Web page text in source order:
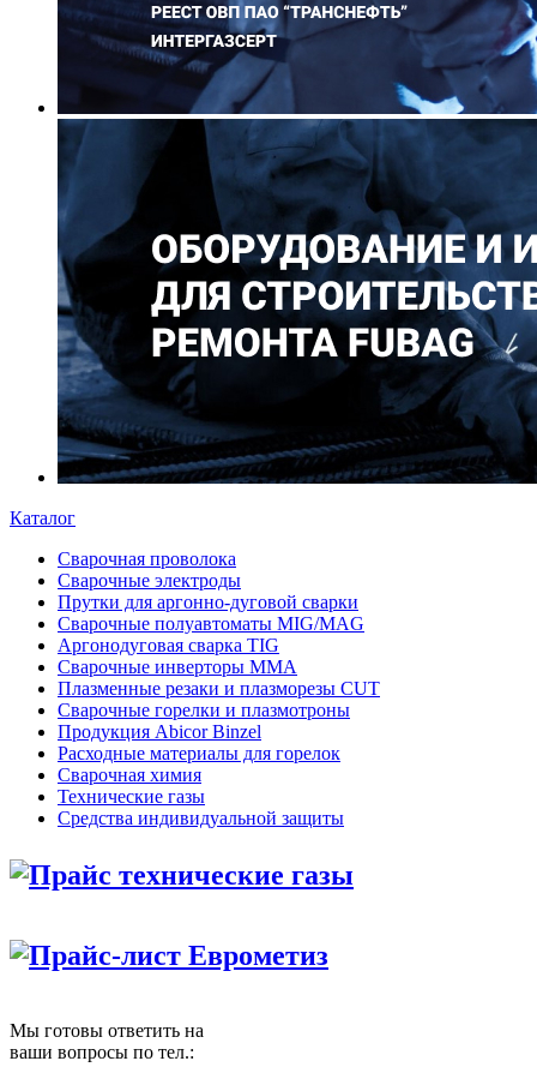
Каталог
Сварочная проволока
Сварочные электроды
Прутки для аргонно-дуговой сварки
Сварочные полуавтоматы MIG/MAG
Аргонодуговая сварка TIG
Сварочные инверторы MMA
Плазменные резаки и плазморезы CUT
Сварочные горелки и плазмотроны
Продукция Abicor Binzel
Расходные материалы для горелок
Сварочная химия
Технические газы
Средства индивидуальной защиты
Прайс технические газы
Прайс-лист Еврометиз
Мы готовы ответить на
ваши вопросы по тел.: